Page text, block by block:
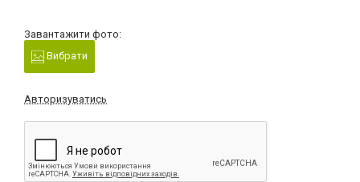
Завантажити фото:
Вибрати
Авторизуватись